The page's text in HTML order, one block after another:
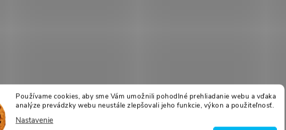
Používame cookies, aby sme Vám umožnili pohodlné prehliadanie webu a vďaka
analýze prevádzky webu neustále zlepšovali jeho funkcie, výkon a použiteľnosť.
Nastavenie